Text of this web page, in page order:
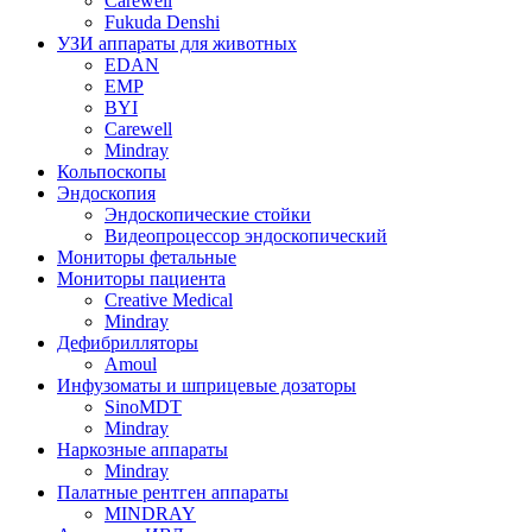
Fukuda Denshi
УЗИ аппараты для животных
EDAN
EMP
BYI
Carewell
Mindray
Кольпоскопы
Эндоскопия
Эндоскопические стойки
Видеопроцессор эндоскопический
Мониторы фетальные
Мониторы пациента
Creative Medical
Mindray
Дефибрилляторы
Amoul
Инфузоматы и шприцевые дозаторы
SinoMDT
Mindray
Наркозные аппараты
Mindray
Палатные рентген аппараты
MINDRAY